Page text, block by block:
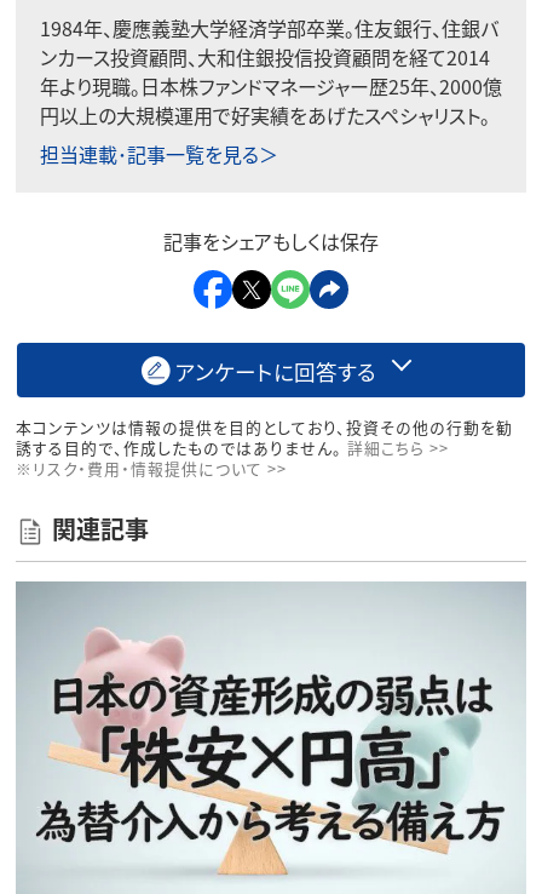
1984年、慶應義塾大学経済学部卒業。住友銀行、住銀バ
ンカース投資顧問、大和住銀投信投資顧問を経て2014
年より現職。日本株ファンドマネージャー歴25年、2000億
円以上の大規模運用で好実績をあげたスペシャリスト。
担当連載･記事一覧を見る＞
記事をシェアもしくは保存
アンケートに回答する
本コンテンツは情報の提供を目的としており、投資その他の行動を勧
誘する目的で、作成したものではありません。 詳細こちら >>
※リスク・費用・情報提供について >>
関連記事